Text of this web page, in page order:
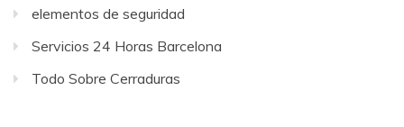
elementos de seguridad
Servicios 24 Horas Barcelona
Todo Sobre Cerraduras